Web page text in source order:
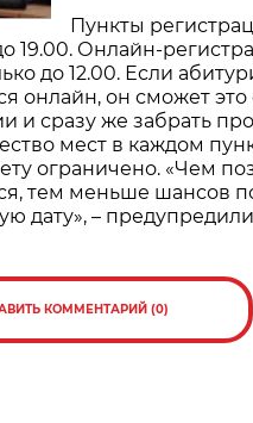
Пункты
19.00. Онлайн-
до 12.00. Если
онлайн, он сможет
и сразу же забрать
мест в каждом
ограничено. «Чем
тем меньше шансов
дату», –
КОММЕНТАРИЙ (0)